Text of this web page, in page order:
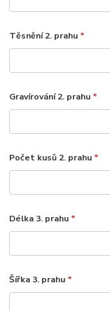
Těsnění 2. prahu *
Gravírování 2. prahu *
Počet kusů 2. prahu *
Délka 3. prahu *
Šířka 3. prahu *